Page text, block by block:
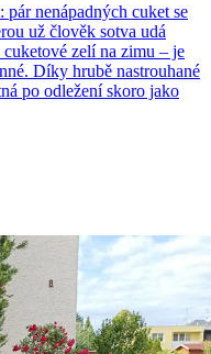
nenápadných cuket se
už člověk sotva udá
cuketové zelí na zimu – je
Díky hrubě nastrouhané
po odležení skoro jako